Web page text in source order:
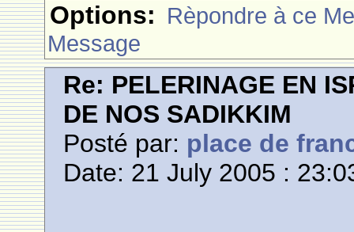
Options: Rèpondre à ce
Message
Re: PELERINAGE EN
DE NOS SADIKKIM
Posté par: place de
Date: 21 July 2005 :